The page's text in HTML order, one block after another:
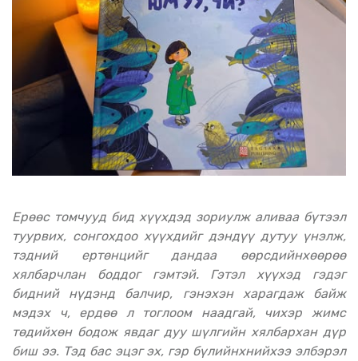
Ерөөс томчууд бид хүүхдэд зориулж аливаа бүтээл
туурвих, сонгохдоо хүүхдийг дэндүү дутуу үнэлж,
тэдний ертөнцийг дандаа өөрсдийнхөөрөө
хялбарчлан боддог гэмтэй. Гэтэл хүүхэд гэдэг
бидний нүдэнд балчир, гэнэхэн харагдаж байж
мэдэх ч, ердөө л тоглоом наадгай, чихэр жимс
төдийхөн бодож явдаг дуу шүлгийн хялбархан дүр
биш ээ. Тэд бас эцэг эх, гэр бүлийнхнийхээ элбэрэл